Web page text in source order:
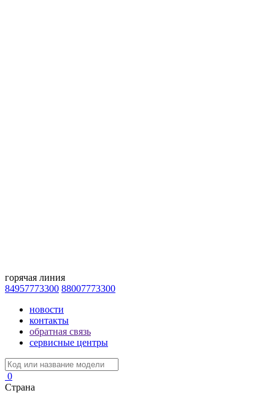
горячая линия
84957773300 88007773300
новости
контакты
обратная связь
сервисные центры
0
Страна